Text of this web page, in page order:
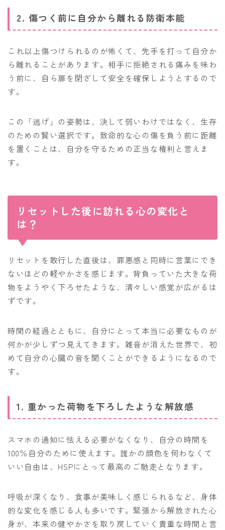
2. 傷つく前に自分から離れる防衛本能
これ以上傷つけられるのが怖くて、先手を打って自分か
ら離れることがあります。相手に拒絶される痛みを味わ
う前に、自ら扉を閉ざして安全を確保しようとするので
す。
この「逃げ」の姿勢は、決して弱いわけではなく、生存
のための賢い選択です。致命的な心の傷を負う前に距離
を置くことは、自分を守るための正当な権利と言えま
す。
リセットした後に訪れる心の変化と
は？
リセットを敢行した直後は、罪悪感と同時に言葉にでき
ないほどの軽やかさを感じます。背負っていた大きな荷
物をようやく下ろせたような、清々しい感覚が広がるは
ずです。
時間の経過とともに、自分にとって本当に必要なものが
何かが少しずつ見えてきます。雑音が消えた世界で、初
めて自分の心臓の音を聞くことができるようになるので
す。
1. 重かった荷物を下ろしたような解放感
スマホの通知に怯える必要がなくなり、自分の時間を
100％自分のために使えます。誰かの顔色を伺わなくて
いい自由は、HSPにとって最高のご馳走となります。
呼吸が深くなり、食事が美味しく感じられるなど、身体
的な変化を感じる人も多いです。緊張から解放された心
身が、本来の健やかさを取り戻していく貴重な時間と言